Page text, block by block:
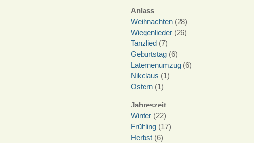
Anlass
Weihnachten (28)
Wiegenlieder (26)
Tanzlied (7)
Geburtstag (6)
Laternenumzug (6)
Nikolaus (1)
Ostern (1)
Jahreszeit
Winter (22)
Frühling (17)
Herbst (6)